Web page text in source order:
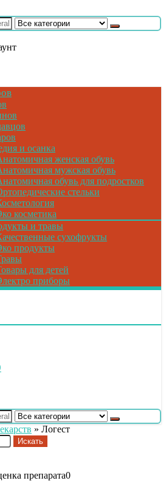
и осанка
женская обувь
мужская обувь
обувь для подростков
стельки
косметика
и травы
сухофрукты
продукты
для детей
приборы
» Логест
Искать
препарата0